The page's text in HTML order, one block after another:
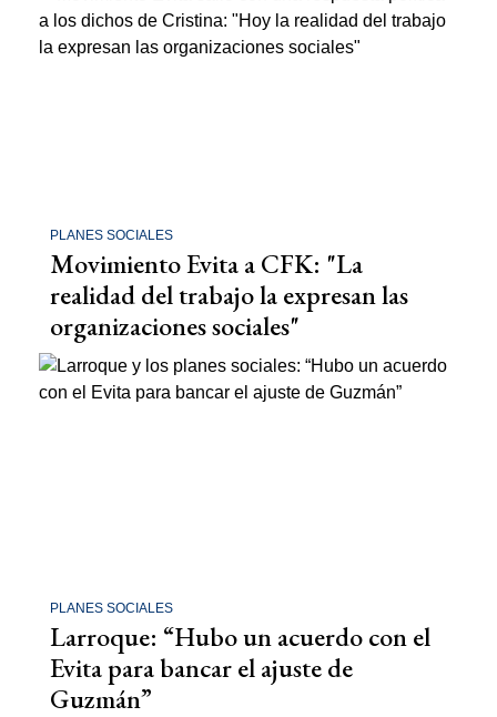
PLANES SOCIALES
Movimiento Evita a CFK: "La
realidad del trabajo la expresan las
organizaciones sociales"
PLANES SOCIALES
Larroque: “Hubo un acuerdo con el
Evita para bancar el ajuste de
Guzmán”